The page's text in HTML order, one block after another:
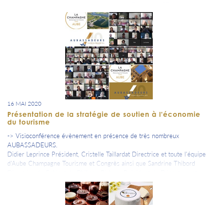
leurs enseignants chercheurs du laboratoire Lasmis et financés par la
16 MAI 2020
Présentation de la stratégie de soutien à l'économie
du tourisme
-> Visioconférence évènement en présence de très nombreux
AUBASSADEURS.
Didier Leprince Président, Cristelle Taillardat Directrice et toute l'équipe
d'Aube Champagne Tourisme et Congrès ainsi que Sandrine Thibord
nous ont présenté la stratégie de soutien à l'économie du tourisme pour
Cette présentation a été suivi d'un long moment d'échange très riche et